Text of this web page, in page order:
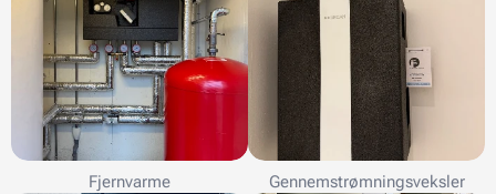
Fjernvarme Gennemstrømningsveksler